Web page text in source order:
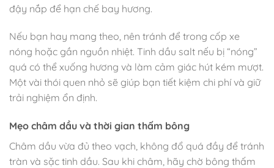
đậy nắp để hạn chế bay hương.
Nếu bạn hay mang theo, nên tránh để trong cốp xe
nóng hoặc gần nguồn nhiệt. Tinh dầu salt nếu bị “nóng”
quá có thể xuống hương và làm cảm giác hút kém mượt.
Một vài thói quen nhỏ sẽ giúp bạn tiết kiệm chi phí và giữ
trải nghiệm ổn định.
Mẹo châm dầu và thời gian thấm bông
Châm dầu vừa đủ theo vạch, không đổ quá đầy để tránh
tràn và sặc tinh dầu. Sau khi châm, hãy chờ bông thấm